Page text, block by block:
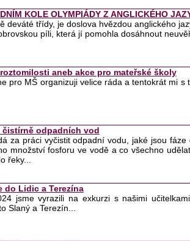
KOLE OLYMPIÁDY Z ANGLICKÉHO
deváté třídy, je doslova hvězdou anglického
píli, která jí pomohla dosáhnout
aneb akce pro mateřské školy
pro MŠ organizuji velice ráda a tentokrát mi s
čistírně odpadních vod
za práci vyčistit odpadní vodu, jaké jsou
množství fosforu ve vodě a co všechno
řeky...
do Lidic a Terezína
jsme vyrazili na exkurzi s našimi
Slaný a Terezín...